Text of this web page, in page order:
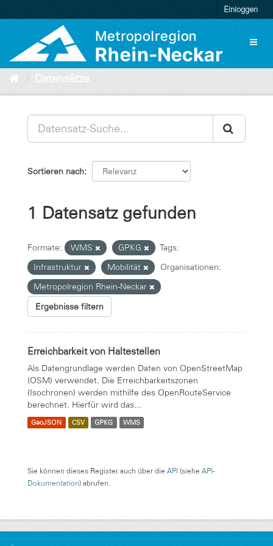
zum
Einloggen
Datensätze
Sortieren nach
1 Datensatz gefunden
Formate: WMS GPKG
Tags:
Infrastruktur
Mobilität
Organisationen:
Metropolregion Rhein-Neckar
Ergebnisse filtern
Erreichbarkeit von Haltestellen
Als Datengrundlage werden Daten von OpenStreetMap
(OSM) verwendet. Die Erreichbarkeitszonen
(Isochronen) werden mithilfe des OpenRouteService
berechnet. Hierfür wird das...
GeoJSON CSV GPKG WMS
Sie können dieses Register auch über die API (siehe API-
Dokumentation) abrufen.